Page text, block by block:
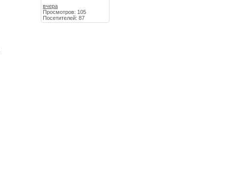
вчера
Просмотров: 105
Посетителей: 87